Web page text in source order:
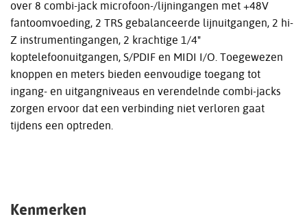
over 8 combi-jack microfoon-/lijningangen met +48V
fantoomvoeding, 2 TRS gebalanceerde lijnuitgangen, 2 hi-
Z instrumentingangen, 2 krachtige 1/4"
koptelefoonuitgangen, S/PDIF en MIDI I/O. Toegewezen
knoppen en meters bieden eenvoudige toegang tot
ingang- en uitgangniveaus en verendelnde combi-jacks
zorgen ervoor dat een verbinding niet verloren gaat
tijdens een optreden.
Kenmerken